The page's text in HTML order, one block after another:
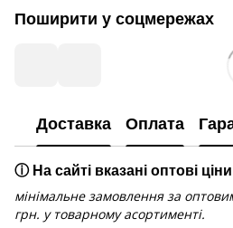
Поширити у соцмережах
Доставка Оплата
ⓘ На сайті вказані оптові
мінімальне замовлення за
грн. у товарному асортименті.